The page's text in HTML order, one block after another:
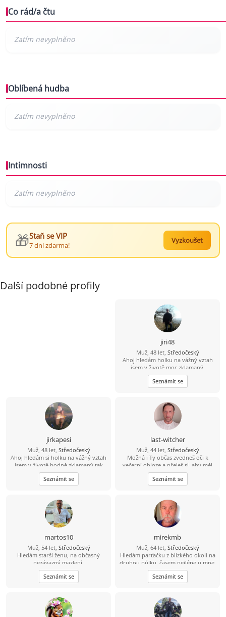
Co rád/a čtu
Oblíbená hudba
Intimnosti
🎁Staň se VIP
7 dní zdarma!
Vyzkoušet
Další podobné profily
jiri48
Muž, 48 let, Středočeský
Ahoj hledám holku na vážný vztah
jsem v životě moc zklamaný.
Seznámit se
jirkapesi
Muž, 48 let, Středočeský
Ahoj hledám si holku na vážný vztah
jsem v životě hodně zklamaný tak
doufám že si zde holku najdu.
Pokud se budu líbit nějaké holce tak
tady je moje číslo 704 124183 můžete
Seznámit se
last-witcher
Muž, 44 let, Středočeský
Možná i Ty občas zvedneš oči k
večerní obloze a přeješ si, aby měl
někdo radost z každého dne, který s
Tebou může sdílet. Právě Tebe bych
rád poznal.
Seznámit se
martos10
Muž, 54 let, Středočeský
Hledám starší ženu, na občasný
nezávazný mazlení.
Seznámit se
mirekmb
Muž, 64 let, Středočeský
Hledám parťačku z blízkého okolí na
druhou půlku, časem nejlépe u mne,
nekuřačka, drobná postava
výhodou...
Seznámit se